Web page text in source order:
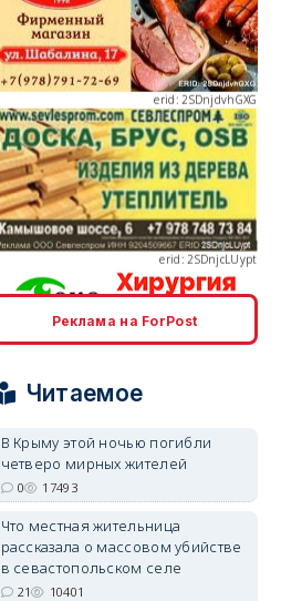
erid: 2SDnjdvhGXG
erid: 2SDnjcLUypt
erid: 2SDnjcrDNw6
Реклама на ForPost
Читаемое
В Крыму этой ночью погибли
четверо мирных жителей
0 17493
Что местная жительница
рассказала о массовом убийстве
в севастопольском селе
21 10401